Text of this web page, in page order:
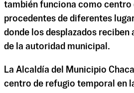
también funciona como centro
procedentes de diferentes
donde los desplazados
de la autoridad municipal.
La Alcaldía del Municipio
centro de refugio temporal en